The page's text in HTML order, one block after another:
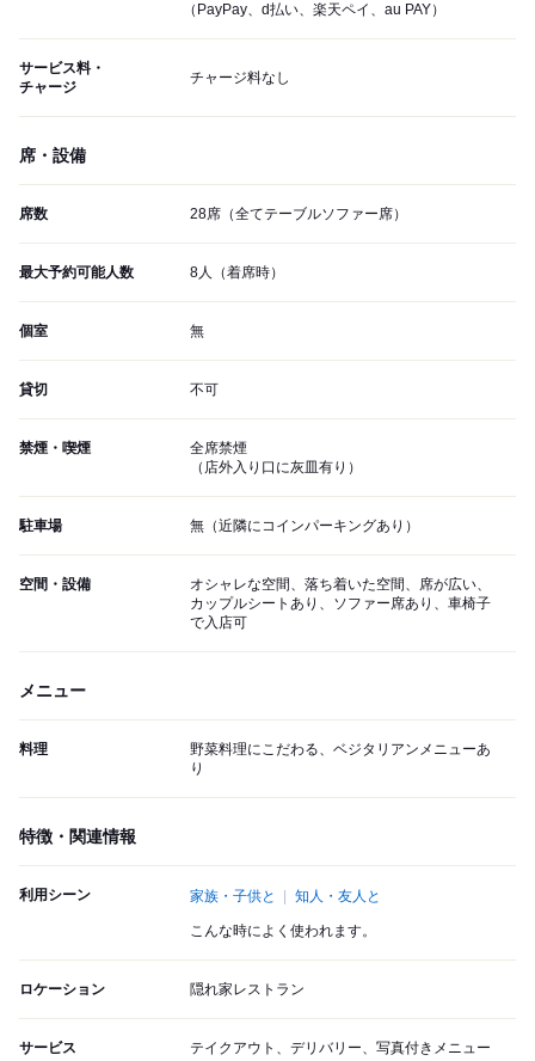
（PayPay、d払い、楽天ペイ、au PAY）
サービス料・
チャージ
チャージ料なし
席・設備
席数 28席（全てテーブルソファー席）
最大予約可能人数 8人（着席時）
個室 無
貸切 不可
禁煙・喫煙
全席禁煙
（店外入り口に灰皿有り）
駐車場 無（近隣にコインパーキングあり）
空間・設備
オシャレな空間、落ち着いた空間、席が広い、
カップルシートあり、ソファー席あり、車椅子
で入店可
メニュー
料理
野菜料理にこだわる、ベジタリアンメニューあ
り
特徴・関連情報
利用シーン 家族・子供と 知人・友人と
こんな時によく使われます。
ロケーション 隠れ家レストラン
サービス
テイクアウト、デリバリー、写真付きメニュー